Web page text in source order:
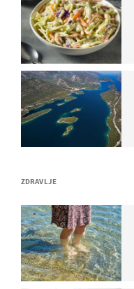
ZDRAVLJE